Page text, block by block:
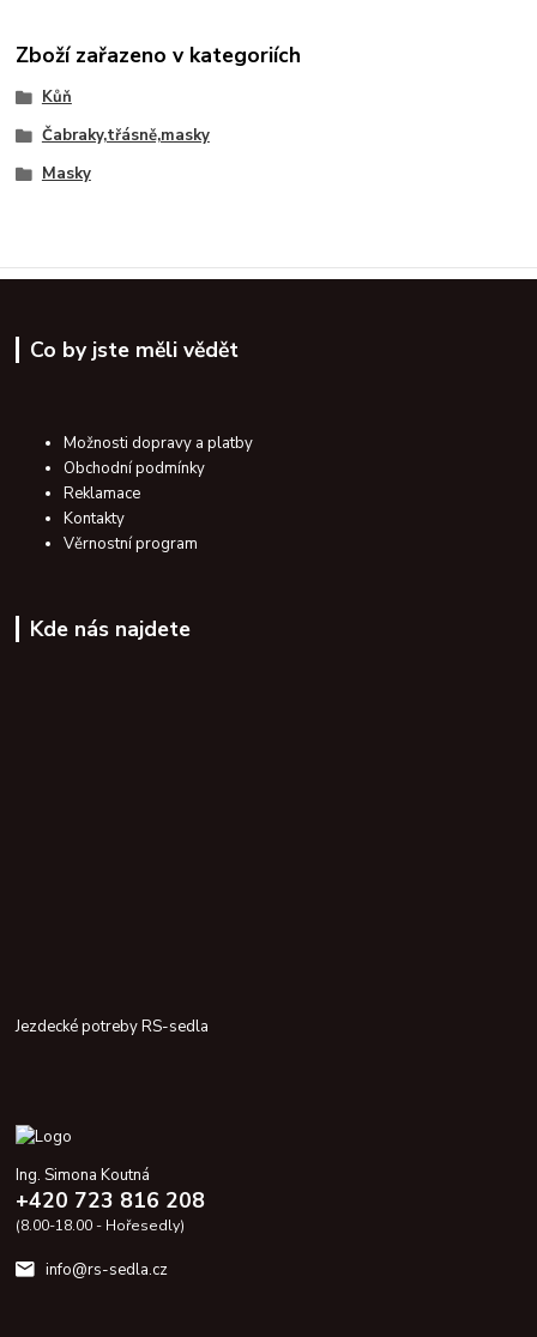
Zboží zařazeno v kategoriích
Kůň
Čabraky,třásně,masky
Masky
Co by jste měli vědět
Možnosti dopravy a platby
Obchodní podmínky
Reklamace
Kontakty
Věrnostní program
Kde nás najdete
Jezdecké potreby RS-sedla
Ing. Simona Koutná
+420 723 816 208
(8.00-18.00 - Hořesedly)
info@rs-sedla.cz